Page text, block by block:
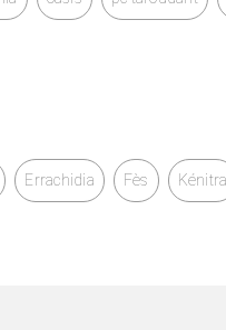
Errachidia Fès Kénitra